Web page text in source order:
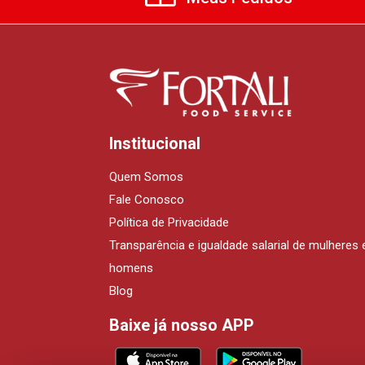
Institucional
Quem Somos
Fale Conosco
Política de Privacidade
Transparência e igualdade salarial de mulheres
homens
Blog
Baixe já nosso APP